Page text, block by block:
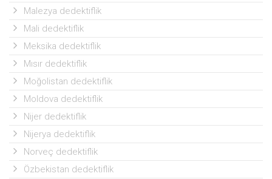
Malezya dedektiflik
Mali dedektiflik
Meksika dedektiflik
Mısır dedektiflik
Moğolistan dedektiflik
Moldova dedektiflik
Nijer dedektiflik
Nijerya dedektiflik
Norveç dedektiflik
Özbekistan dedektiflik